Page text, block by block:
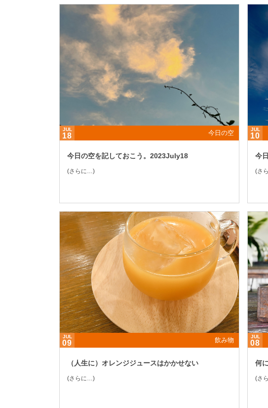
JUL
18 今日の空
今日の空を記しておこう。2023July18
(さらに…)
JUL
10
今
(さ
JUL
09 飲み物
（人生に）オレンジジュースはかかせない
(さらに…)
JUL
08
何
(さ